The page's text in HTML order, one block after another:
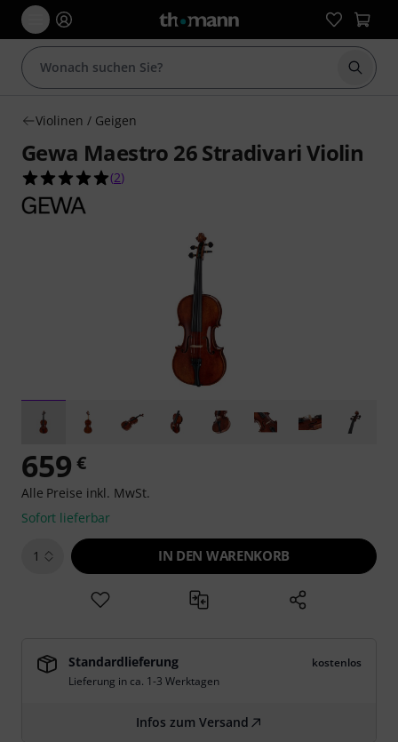
Suche
Violinen / Geigen
Gewa Maestro 26 Stradivari Violin
5.0 von 5 Sternen aus 2 Kundenbewertungen
(2)
659 €
Alle Preise inkl. MwSt.
Sofort lieferbar
1 IN DEN WARENKORB
Standardlieferung
kostenlos
Lieferung in ca. 1-3 Werktagen
Infos zum Versand